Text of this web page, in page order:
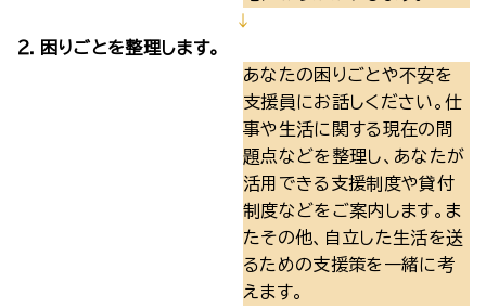
↓
２．困りごとを整理します。
あなたの困りごとや不安を
支援員にお話しください。仕
事や生活に関する現在の問
題点などを整理し、あなたが
活用できる支援制度や貸付
制度などをご案内します。ま
たその他、自立した生活を送
るための支援策を一緒に考
えます。